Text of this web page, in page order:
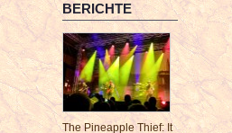
BERICHTE
The Pineapple Thief: It